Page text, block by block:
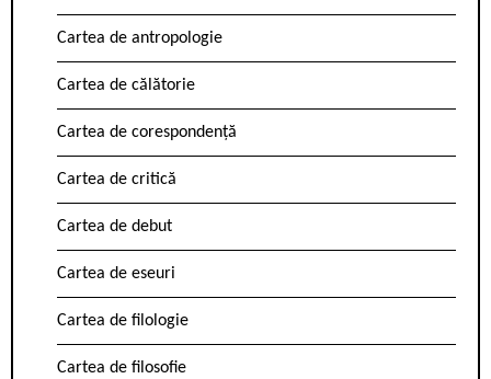
Cartea de antropologie
Cartea de călătorie
Cartea de corespondență
Cartea de critică
Cartea de debut
Cartea de eseuri
Cartea de filologie
Cartea de filosofie